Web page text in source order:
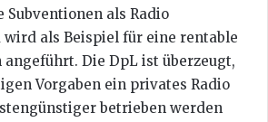
als Radio
als Beispiel für eine rentable
Die DpL ist überzeugt,
Vorgaben ein privates Radio
betrieben werden